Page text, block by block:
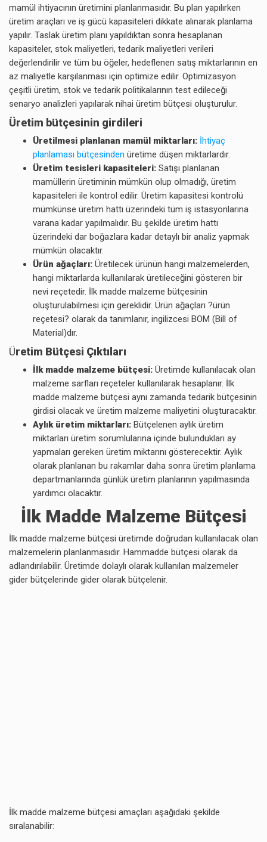
mamül ihtiyacının üretimini planlanmasıdır. Bu plan yapılırken
üretim araçları ve iş gücü kapasiteleri dikkate alınarak planlama
yapılır. Taslak üretim planı yapıldıktan sonra hesaplanan
kapasiteler, stok maliyetleri, tedarik maliyetleri verileri
değerlendirilir ve tüm bu öğeler, hedeflenen satış miktarlarının en
az maliyetle karşılanması için optimize edilir. Optimizasyon
çeşitli üretim, stok ve tedarik politikalarının test edileceği
senaryo analizleri yapılarak nihai üretim bütçesi oluşturulur.
Üretim bütçesinin girdileri
Üretilmesi planlanan mamül miktarları: İhtiyaç
planlaması bütçesinden üretime düşen miktarlardır.
Üretim tesisleri kapasiteleri: Satışı planlanan
mamüllerin üretiminin mümkün olup olmadığı, üretim
kapasiteleri ile kontrol edilir. Üretim kapasitesi kontrolü
mümkünse üretim hattı üzerindeki tüm iş istasyonlarına
varana kadar yapılmalıdır. Bu şekilde üretim hattı
üzerindeki dar boğazlara kadar detaylı bir analiz yapmak
mümkün olacaktır.
Ürün ağaçları: Üretilecek ürünün hangi malzemelerden,
hangi miktarlarda kullanılarak üretileceğini gösteren bir
nevi reçetedir. İlk madde malzeme bütçesinin
oluşturulabilmesi için gereklidir. Ürün ağaçları ?ürün
reçetesi? olarak da tanımlanır, ingilizcesi BOM (Bill of
Material)dır.
Üretim Bütçesi Çıktıları
İlk madde malzeme bütçesi: Üretimde kullanılacak olan
malzeme sarfları reçeteler kullanılarak hesaplanır. İlk
madde malzeme bütçesi aynı zamanda tedarik bütçesinin
girdisi olacak ve üretim malzeme maliyetini oluşturacaktır.
Aylık üretim miktarları: Bütçelenen aylık üretim
miktarları üretim sorumlularına içinde bulundukları ay
yapmaları gereken üretim miktarını gösterecektir. Aylık
olarak planlanan bu rakamlar daha sonra üretim planlama
departmanlarında günlük üretim planlarının yapılmasında
yardımcı olacaktır.
İlk Madde Malzeme Bütçesi
İlk madde malzeme bütçesi üretimde doğrudan kullanılacak olan
malzemelerin planlanmasıdır. Hammadde bütçesi olarak da
adlandırılabilir. Üretimde dolaylı olarak kullanılan malzemeler
gider bütçelerinde gider olarak bütçelenir.
İlk madde malzeme bütçesi amaçları aşağıdaki şekilde
sıralanabilir: